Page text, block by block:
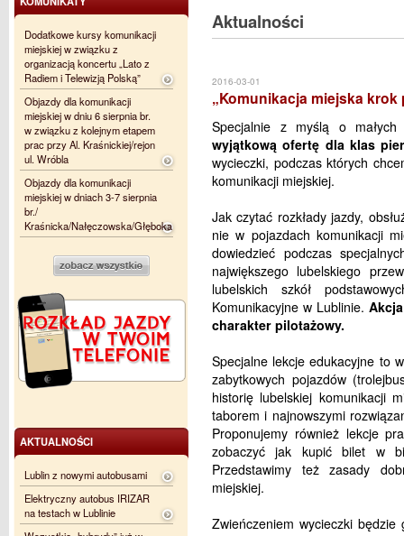
Aktualności
2016-03-01
„Komunikacja miejska krok
Specjalnie z myślą o
wyjątkową ofertę dla klas
wycieczki, podczas których
komunikacji miejskiej.
Jak czytać rozkłady jazdy,
nie w pojazdach komunikacji
dowiedzieć podczas
największego lubelskiego
lubelskich szkół
Komunikacyjne w Lublinie.
charakter pilotażowy.
Specjalne lekcje edukacyjne to
zabytkowych pojazdów
historię lubelskiej komunikacji
taborem i najnowszymi
Proponujemy również lekcje
zobaczyć jak kupić bilet w
Przedstawimy też zasady
miejskiej.
Zwieńczeniem wycieczki
Dodatkowe kursy komunikacji
miejskiej w związku z
organizacją koncertu „Lato z
Radiem i Telewizją Polską”
Objazdy dla komunikacji
miejskiej w dniu 6 sierpnia br.
w związku z kolejnym etapem
prac przy Al. Kraśnickiej/rejon
ul. Wróbla
Objazdy dla komunikacji
miejskiej w dniach 3-7 sierpnia
br./
Kraśnicka/Nałęczowska/Głęboka
AKTUALNOŚCI
Lublin z nowymi autobusami
Elektryczny autobus IRIZAR
na testach w Lublinie